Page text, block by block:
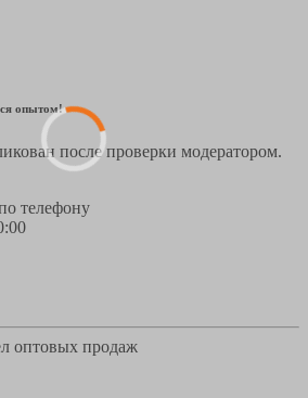
опытом!
после проверки модератором.
телефону
оптовых продаж